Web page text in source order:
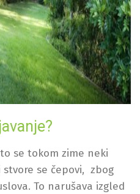
se tokom zime neki
se čepovi, zbog
To narušava izgled